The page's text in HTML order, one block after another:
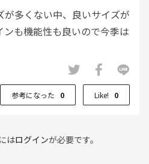
が多くない中、良いサイズが
も機能性も良いので今季は
参考になった 0 Like! 0
はログインが必要です。